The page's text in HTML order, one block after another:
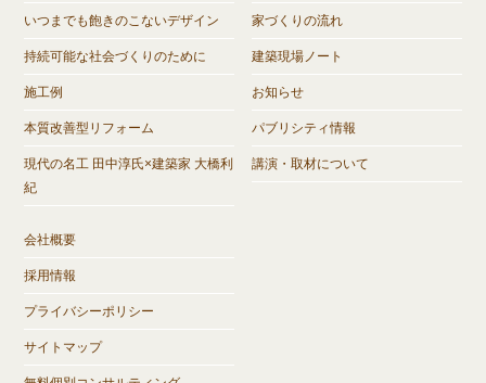
いつまでも飽きのこないデザイン
持続可能な社会づくりのために
施工例
本質改善型リフォーム
現代の名工 田中淳氏×建築家 大橋利
紀
家づくりの流れ
建築現場ノート
お知らせ
パブリシティ情報
講演・取材について
会社概要
採用情報
プライバシーポリシー
サイトマップ